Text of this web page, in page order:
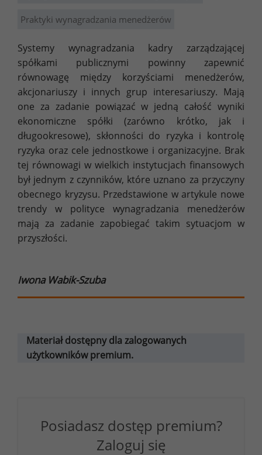
Praktyki wynagradzania menedżerów
Systemy wynagradzania kadry zarządzającej
spółkami publicznymi powinny zapewnić
równowagę między korzyściami menedżerów,
akcjonariuszy i innych grup interesariuszy. Mają
one za zadanie powiązać w jedną całość wyniki
ekonomiczne spółki (zarówno krótko, jak i
długookresowe), skłonności do ryzyka i kontrolę
ryzyka oraz cele jednostkowe i organizacyjne. Brak
tej równowagi w wielkich instytucjach finansowych
był jednym z czynników, które uznano za przyczyny
obecnego kryzysu. Przedstawione w artykule nowe
trendy w polityce wynagradzania menedżerów
mają za zadanie zapobiegać takim sytuacjom w
przyszłości.
Iwona Wabik-Szuba
Materiał dostępny dla zalogowanych
użytkowników premium.
Posiadasz dostęp premium?
Zaloguj się